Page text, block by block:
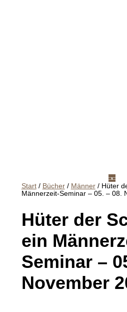
Start/ Bücher/ Männer/ Hüter
Männerzeit-Seminar – 05. – 08.
Hüter der
ein
Seminar –
November